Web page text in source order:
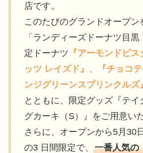
店です。
このたびのグランドオープン
「ランディーズドーナツ目
定ドーナツ 『アーモンドピ
ッツ レイズド』、『チョコ
ンジグリーンスプリンクルズ』
とともに、限定グッズ『テイ
グカーキ（S）』をご用意い
さらに、オープンから5月30
の3 日間限定で、 一番人気の